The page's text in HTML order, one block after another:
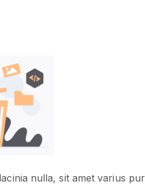
nulla, sit amet varius